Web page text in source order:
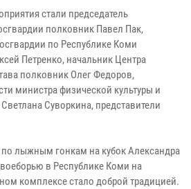
стали председатель
полковник Павел Пак,
по Республике Коми
Петренко, начальник Центра
полковник Олег Федоров,
министра физической культуры и
Суворкина, представители
лыжным гонкам на кубок Александра
в Республике Коми на
комплексе стало доброй традицией.